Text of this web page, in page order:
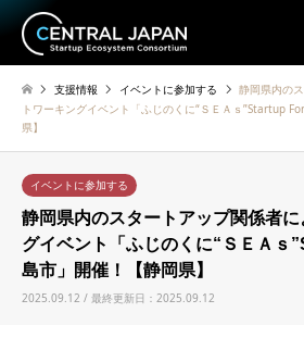
支援情報 イベントに参加する
静岡県内の
トワーキングイベント「ふじのくに“ＳＥＡｓ”Startup
県】
イベントに参加する
静岡県内のスタートアップ関係者
グイベント「ふじのくに“ＳＥＡｓ
島市」開催！【静岡県】
2025.09.12 / 最終更新日：2025.09.12